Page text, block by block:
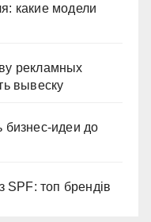
какие модели
рекламных
вывеску
бизнес-идеи до
SPF: топ брендів